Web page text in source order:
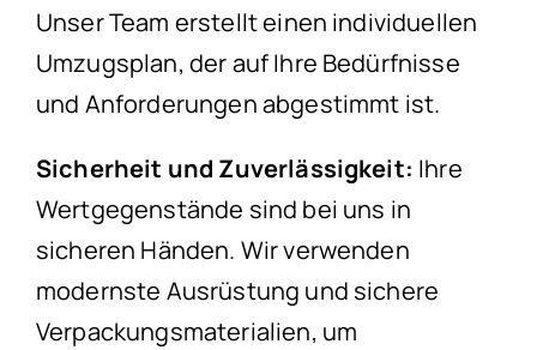
Unser Team erstellt einen individuellen
Umzugsplan, der auf Ihre Bedürfnisse
und Anforderungen abgestimmt ist.
Sicherheit und Zuverlässigkeit: Ihre
Wertgegenstände sind bei uns in
sicheren Händen. Wir verwenden
modernste Ausrüstung und sichere
Verpackungsmaterialien, um